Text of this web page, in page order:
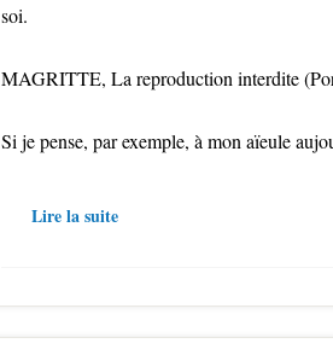
soi.
MAGRITTE, La reproduction interdite
Si je pense, par exemple, à mon aïeule
Lire la suite